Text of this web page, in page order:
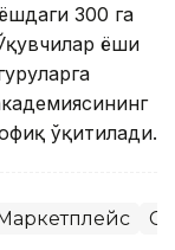
300 га
ёши
ўқитилади.